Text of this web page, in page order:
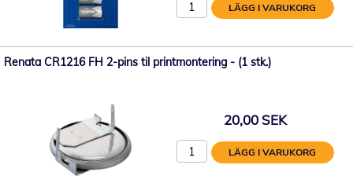
LÄGG I VARUKORG
Renata CR1216 FH 2-pins til printmontering - (1 stk.)
20,00 SEK
LÄGG I VARUKORG